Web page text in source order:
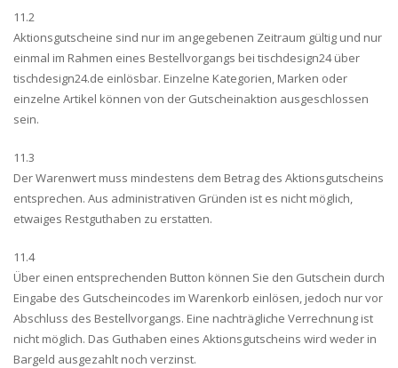
11.2
Aktionsgutscheine sind nur im angegebenen Zeitraum gültig und nur
einmal im Rahmen eines Bestellvorgangs bei tischdesign24 über
tischdesign24.de einlösbar. Einzelne Kategorien, Marken oder
einzelne Artikel können von der Gutscheinaktion ausgeschlossen
sein.
11.3
Der Warenwert muss mindestens dem Betrag des Aktionsgutscheins
entsprechen. Aus administrativen Gründen ist es nicht möglich,
etwaiges Restguthaben zu erstatten.
11.4
Über einen entsprechenden Button können Sie den Gutschein durch
Eingabe des Gutscheincodes im Warenkorb einlösen, jedoch nur vor
Abschluss des Bestellvorgangs. Eine nachträgliche Verrechnung ist
nicht möglich. Das Guthaben eines Aktionsgutscheins wird weder in
Bargeld ausgezahlt noch verzinst.